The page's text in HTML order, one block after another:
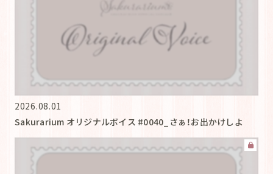
2026.08.01
Sakurarium オリジナルボイス #0040_さぁ！お出かけしよ